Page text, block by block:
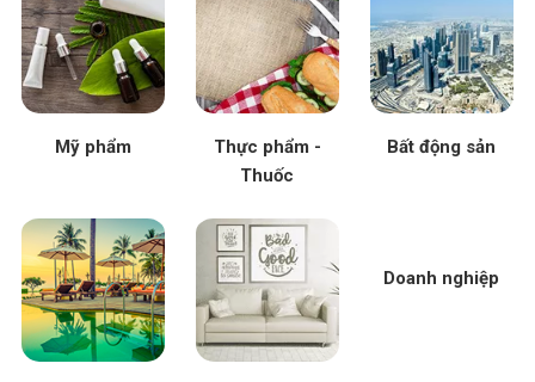
Mỹ phẩm
Thực phẩm -
Thuốc
Bất động sản
Doanh nghiệp